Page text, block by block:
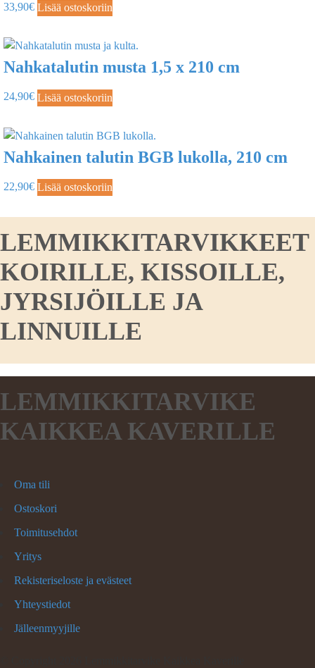
33,90€ Lisää ostoskoriin
Nahkatalutin musta 1,5 x 210 cm
24,90€ Lisää ostoskoriin
Nahkainen talutin BGB lukolla, 210 cm
22,90€ Lisää ostoskoriin
LEMMIKKITARVIKKEET
KOIRILLE, KISSOILLE,
JYRSIJÖILLE JA
LINNUILLE
LEMMIKKITARVIKE
KAIKKEA KAVERILLE
Oma tili
Ostoskori
Toimitusehdot
Yritys
Rekisteriseloste ja evästeet
Yhteystiedot
Jälleenmyyjille